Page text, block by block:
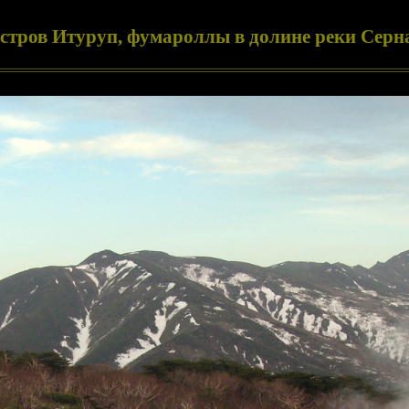
Итуруп, фумароллы в долине реки